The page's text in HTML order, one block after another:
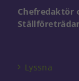
Chefredaktör
Lyssna